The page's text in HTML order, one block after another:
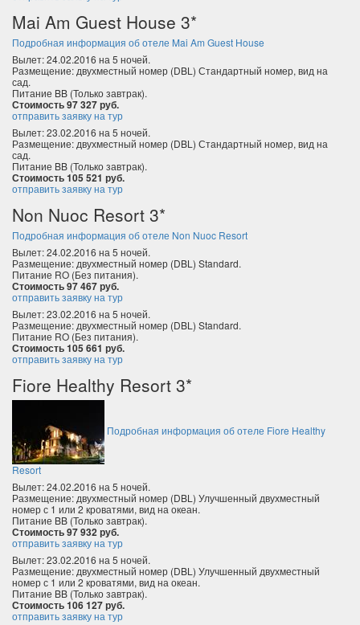
Mai Am Guest House 3*
Подробная информация об отеле Mai Am Guest House
Вылет: 24.02.2016 на 5 ночей.
Размещение: двухместный номер (DBL) Стандартный номер, вид на
сад.
Питание BB (Только завтрак).
Стоимость 97 327 руб.
отправить заявку на тур
Вылет: 23.02.2016 на 5 ночей.
Размещение: двухместный номер (DBL) Стандартный номер, вид на
сад.
Питание BB (Только завтрак).
Стоимость 105 521 руб.
отправить заявку на тур
Non Nuoc Resort 3*
Подробная информация об отеле Non Nuoc Resort
Вылет: 24.02.2016 на 5 ночей.
Размещение: двухместный номер (DBL) Standard.
Питание RO (Без питания).
Стоимость 97 467 руб.
отправить заявку на тур
Вылет: 23.02.2016 на 5 ночей.
Размещение: двухместный номер (DBL) Standard.
Питание RO (Без питания).
Стоимость 105 661 руб.
отправить заявку на тур
Fiore Healthy Resort 3*
Подробная информация об отеле Fiore Healthy
Resort
Вылет: 24.02.2016 на 5 ночей.
Размещение: двухместный номер (DBL) Улучшенный двухместный
номер с 1 или 2 кроватями, вид на океан.
Питание BB (Только завтрак).
Стоимость 97 932 руб.
отправить заявку на тур
Вылет: 23.02.2016 на 5 ночей.
Размещение: двухместный номер (DBL) Улучшенный двухместный
номер с 1 или 2 кроватями, вид на океан.
Питание BB (Только завтрак).
Стоимость 106 127 руб.
отправить заявку на тур